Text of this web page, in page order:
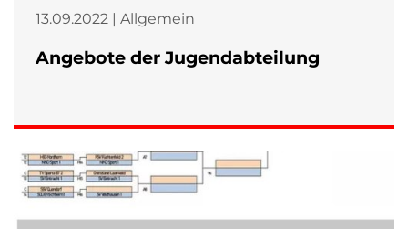
13.09.2022 | Allgemein
Angebote der Jugendabteilung